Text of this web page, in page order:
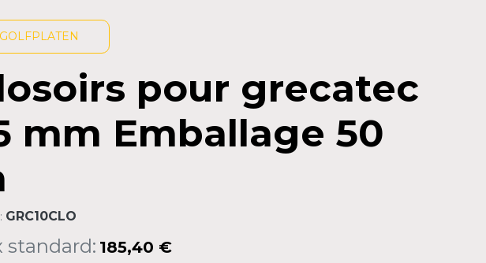
GOLFPLATEN
pour grecatec
mm Emballage 50
GRC10CLO
standard: 185,40 €